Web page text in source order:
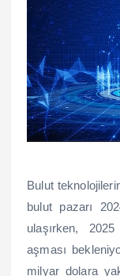
Bulut
bulut pazarı
ulaşırken,
aşması
milyar dolara